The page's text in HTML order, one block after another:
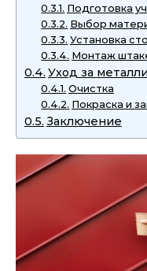
Подготовка
Выбор
Установка
Монтаж
Уход за
Очистка
Покраска и
Заключение